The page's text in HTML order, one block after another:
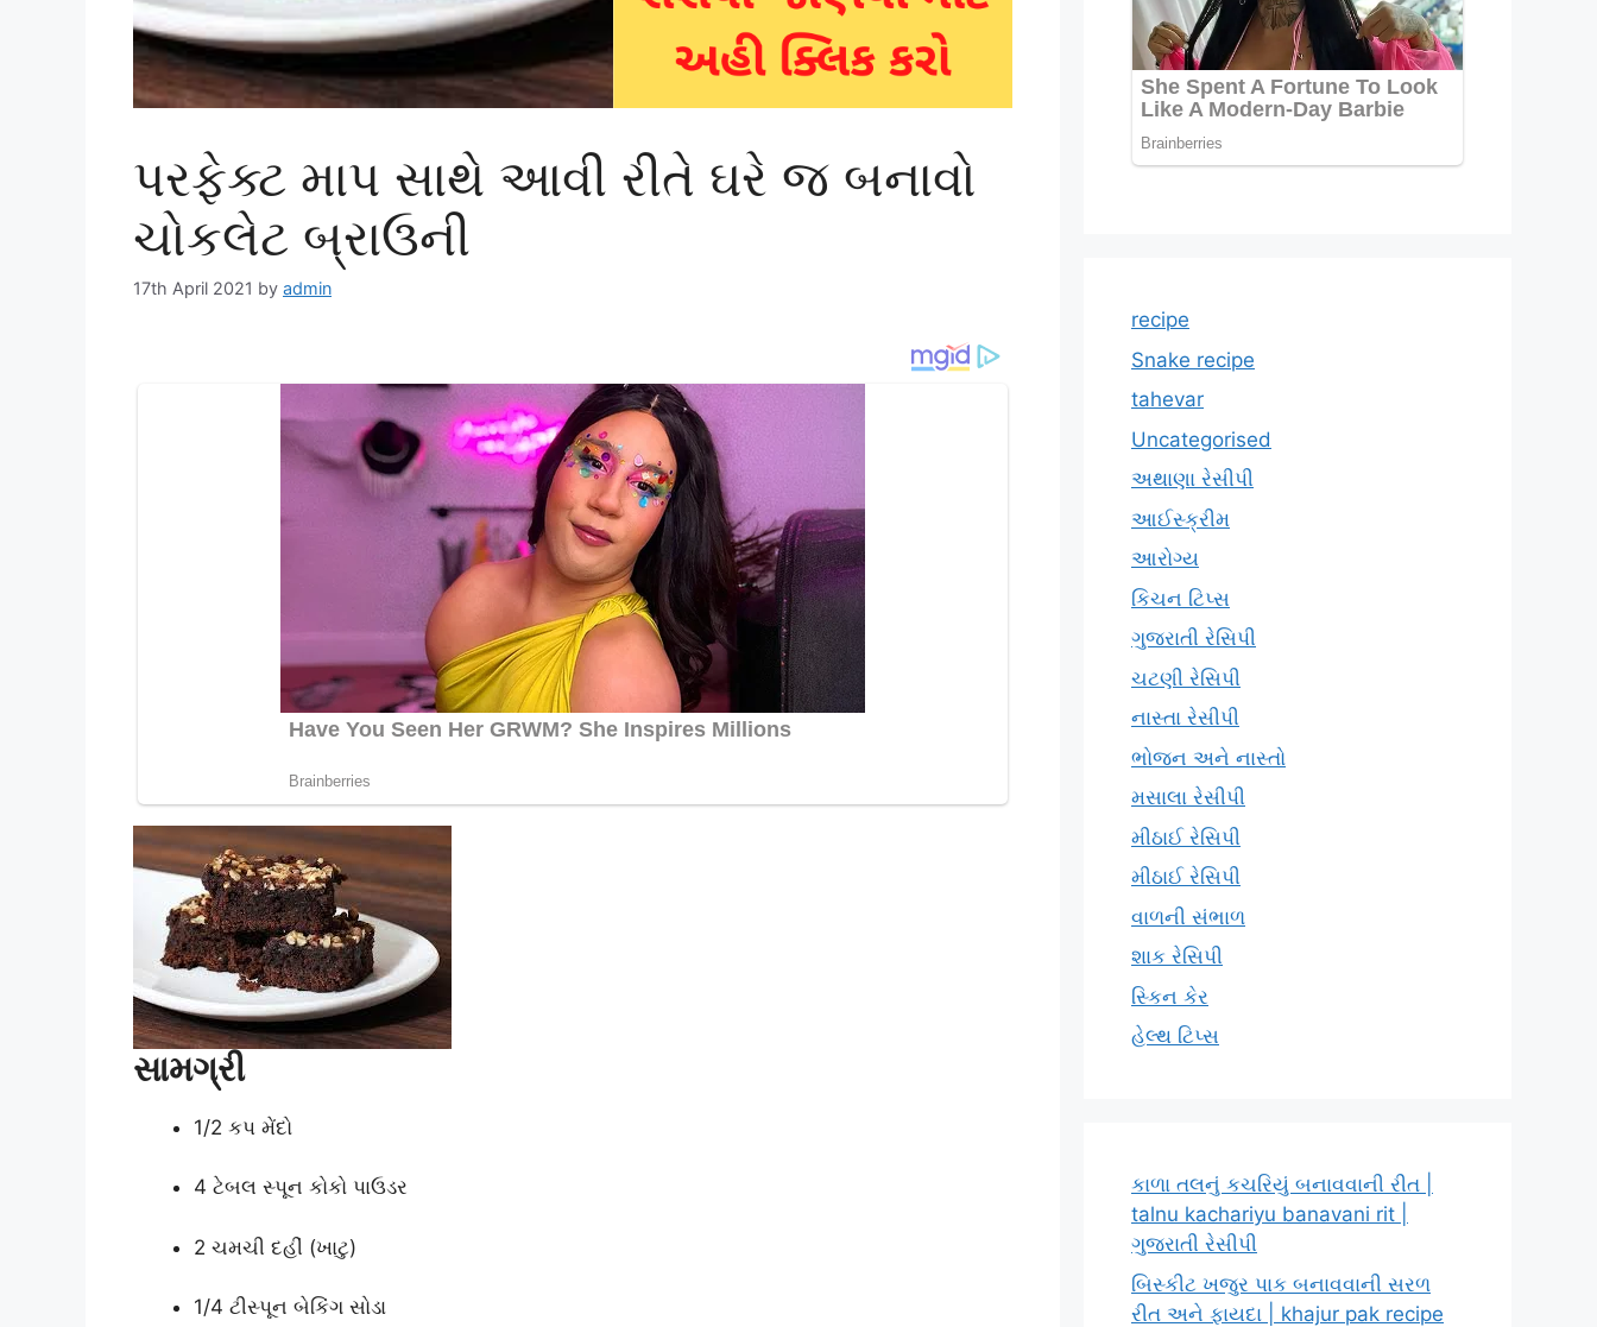
પરફેક્ટ માપ સાથે આવી રીતે ઘરે જ બનાવો
ચોકલેટ બ્રાઉની
17th April 2021 by admin
સામગ્રી
1/2 કપ મેંદો
4 ટેબલ સ્પૂન કોકો પાઉડર
2 ચમચી દહીં (ખાટુ)
1/4 ટીસ્પૂન બેકિંગ સોડા
recipe
Snake recipe
tahevar
Uncategorised
અથાણા રેસીપી
આઈસ્ક્રીમ
આરોગ્ય
કિચન ટિપ્સ
ગુજરાતી રેસિપી
ચટણી રેસિપી
નાસ્તા રેસીપી
ભોજન અને નાસ્તો
મસાલા રેસીપી
મીઠાઈ રેસિપી
મીઠાઈ રેસિપી
વાળની સંભાળ
શાક રેસિપી
સ્કિન કેર
હેલ્થ ટિપ્સ
કાળા તલનું કચરિયું બનાવવાની રીત |
talnu kachariyu banavani rit |
ગુજરાતી રેસીપી
બિસ્કીટ ખજુર પાક બનાવવાની સરળ
રીત અને ફાયદા | khajur pak recipe